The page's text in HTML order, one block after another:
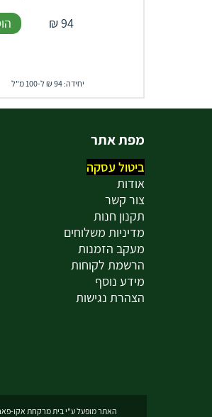
94
₪
יחידה: 94 ₪ ל-100 מ"ל
מפת אתר
ביטול עסקה
אודות
צור קשר
תקנון חנות
מדיניות משלוחים
מעקב הזמנות
הרשמת לקוחות
מידע נוסף
הצהרת נגישות
האתר מופעל ע"י בית מרקחת אקו-פארם , רחוב